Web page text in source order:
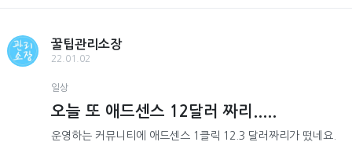
꿀팁관리소장
22.01.02
일상
오늘 또 애드센스 12달러 짜리.....
운영하는 커뮤니티에 애드센스 1클릭 12.3 달러짜리가 떴네요.